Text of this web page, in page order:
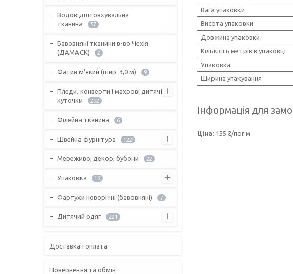
Вага упаковки
Висота упаковки
Довжина упаковки
Кількість метрів в упаковці
Упаковка
Ширина упакування
Інформація для
Ціна: 155 ₴/пог.м
Водовідштовхувальна
тканина
57
Бавовняні тканини в-во Чехія
(ДАМАСК)
2
Фатин м'який (шир. 3,0 м) 9
Пледи, конверти і махрові дитячі
куточки
292
Філейна тканина 6
Швейна фурнітура 122
Мереживо, декор, бубони 22
Упаковка 16
Фартухи новорічні (бавовняні) 7
Дитячий одяг 221
Доставка і оплата
Повернення та обмін